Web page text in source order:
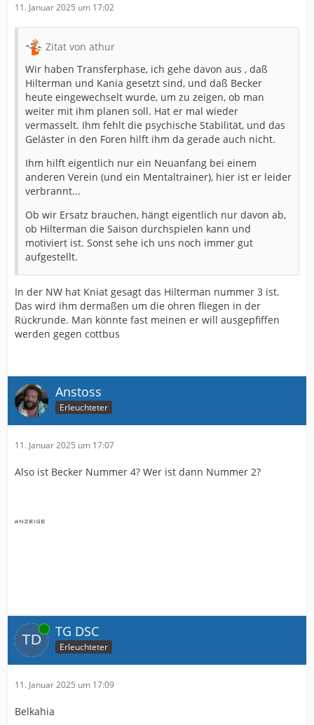
11. Januar 2025 um 17:02
Zitat von athur
Wir haben Transferphase, ich gehe davon aus , daß
Hilterman und Kania gesetzt sind, und daß Becker
heute eingewechselt wurde, um zu zeigen, ob man
weiter mit ihm planen soll. Hat er mal wieder
vermasselt. Ihm fehlt die psychische Stabilität, und das
Geläster in den Foren hilft ihm da gerade auch nicht.
Ihm hilft eigentlich nur ein Neuanfang bei einem
anderen Verein (und ein Mentaltrainer), hier ist er leider
verbrannt...
Ob wir Ersatz brauchen, hängt eigentlich nur davon ab,
ob Hilterman die Saison durchspielen kann und
motiviert ist. Sonst sehe ich uns noch immer gut
aufgestellt.
In der NW hat Kniat gesagt das Hilterman nummer 3 ist.
Das wird ihm dermaßen um die ohren fliegen in der
Rückrunde. Man könnte fast meinen er will ausgepfiffen
werden gegen cottbus
Anstoss
Erleuchteter
11. Januar 2025 um 17:07
Also ist Becker Nummer 4? Wer ist dann Nummer 2?
Online TG DSC
Erleuchteter
11. Januar 2025 um 17:09
Belkahia